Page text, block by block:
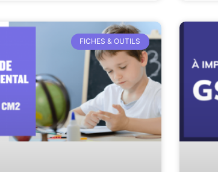
FICHES & OUTILS